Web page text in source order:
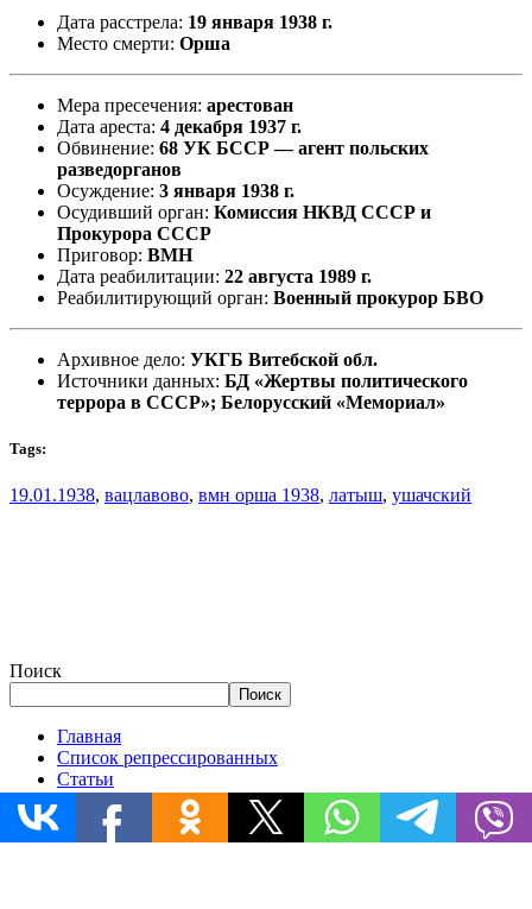
Дата расстрела: 19 января 1938 г.
Место смерти: Орша
Мера пресечения: арестован
Дата ареста: 4 декабря 1937 г.
Обвинение: 68 УК БССР — агент польских
разведорганов
Осуждение: 3 января 1938 г.
Осудивший орган: Комиссия НКВД СССР и
Прокурора СССР
Приговор: ВМН
Дата реабилитации: 22 августа 1989 г.
Реабилитирующий орган: Военный прокурор БВО
Архивное дело: УКГБ Витебской обл.
Источники данных: БД «Жертвы политического
террора в СССР»; Белорусский «Мемориал»
Tags:
19.01.1938, вацлавово, вмн орша 1938, латыш, ушачский
Поиск
Поиск
Главная
Список репрессированных
Статьи
Документы
Истории
Репрессированные деревни